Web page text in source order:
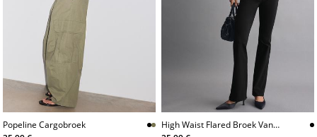
Popeline Cargobroek
High Waist Flared Broek Van